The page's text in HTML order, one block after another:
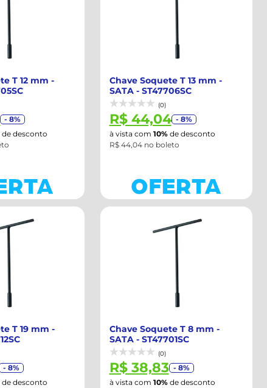
T 12 mm -
- 8%
de desconto
Chave Soquete T 13 mm -
SATA - ST47706SC
(0)
R$ 44,04 - 8%
à vista com 10%de desconto
R$ 44,04 no boleto
T 19 mm -
- 8%
de desconto
Chave Soquete T 8 mm -
SATA - ST47701SC
(0)
R$ 38,83 - 8%
à vista com 10%de desconto